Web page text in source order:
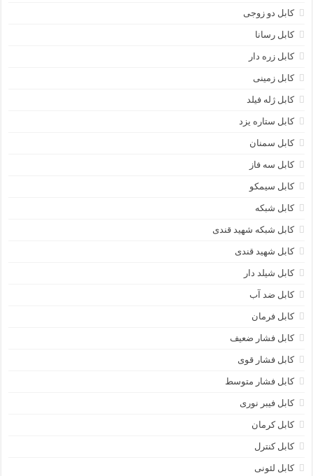
کابل دو زوجی
کابل رسانا
کابل زره دار
کابل زمینی
کابل ژله فیلد
کابل ستاره یزد
کابل سمنان
کابل سه فاز
کابل سیمکو
کابل شبکه
کابل شبکه شهید قندی
کابل شهید قندی
کابل شیلد دار
کابل ضد آب
کابل فرمان
کابل فشار ضعیف
کابل فشار قوی
کابل فشار متوسط
کابل فیبر نوری
کابل کرمان
کابل کنترل
کابل لئونی